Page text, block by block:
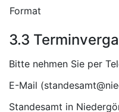
Format
3.3
Bitte nehmen Sie per
E-Mail (
Standesamt in